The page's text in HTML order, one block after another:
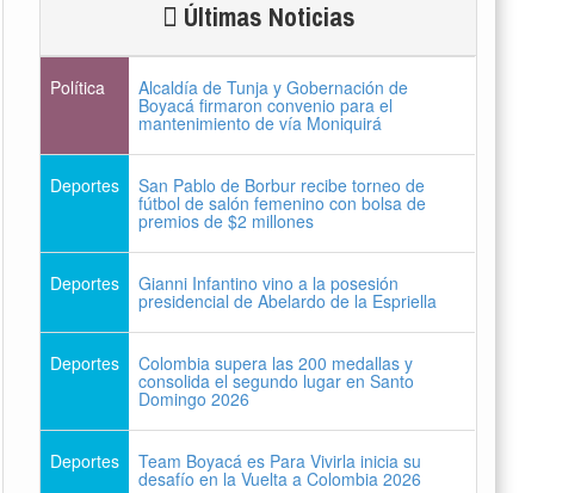
Últimas Noticias
Política Alcaldía de Tunja y Gobernación de
Boyacá firmaron convenio para el
mantenimiento de vía Moniquirá
Deportes San Pablo de Borbur recibe torneo de
fútbol de salón femenino con bolsa de
premios de $2 millones
Deportes Gianni Infantino vino a la posesión
presidencial de Abelardo de la Espriella
Deportes Colombia supera las 200 medallas y
consolida el segundo lugar en Santo
Domingo 2026
Deportes Team Boyacá es Para Vivirla inicia su
desafío en la Vuelta a Colombia 2026